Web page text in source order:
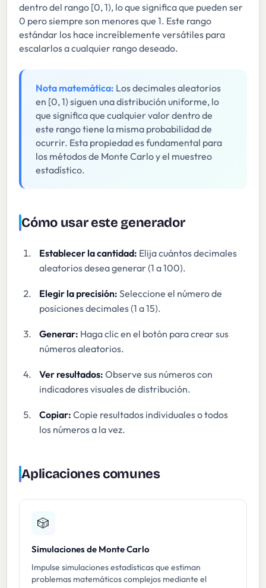
dentro del rango [0, 1), lo que significa que pueden ser
0 pero siempre son menores que 1. Este rango
estándar los hace increíblemente versátiles para
escalarlos a cualquier rango deseado.
Nota matemática: Los decimales aleatorios
en [0, 1) siguen una distribución uniforme, lo
que significa que cualquier valor dentro de
este rango tiene la misma probabilidad de
ocurrir. Esta propiedad es fundamental para
los métodos de Monte Carlo y el muestreo
estadístico.
Cómo usar este generador
Establecer la cantidad: Elija cuántos decimales
aleatorios desea generar (1 a 100).
Elegir la precisión: Seleccione el número de
posiciones decimales (1 a 15).
Generar: Haga clic en el botón para crear sus
números aleatorios.
Ver resultados: Observe sus números con
indicadores visuales de distribución.
Copiar: Copie resultados individuales o todos
los números a la vez.
Aplicaciones comunes
🎲
Simulaciones de Monte Carlo
Impulse simulaciones estadísticas que estiman
problemas matemáticos complejos mediante el